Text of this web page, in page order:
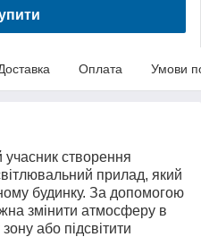
Оплата Умови
створення
прилад, який
будинку. За допомогою
змінити атмосферу в
або підсвітити